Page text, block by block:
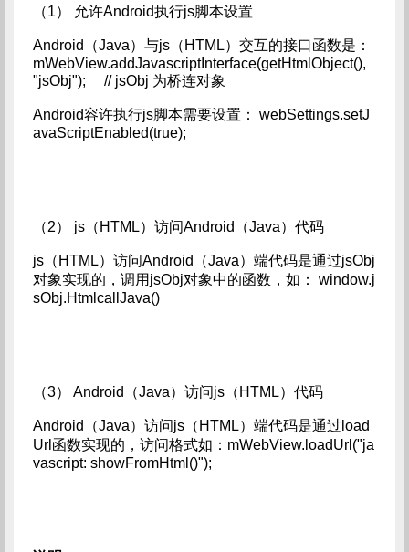
（1） 允许Android执行js脚本设置
Android（Java）与js（HTML）交互的接口函数是：
mWebView.addJavascriptInterface(getHtmlObject(),
"jsObj"); // jsObj 为桥连对象
Android容许执行js脚本需要设置： webSettings.setJ
avaScriptEnabled(true);
（2） js（HTML）访问Android（Java）代码
js（HTML）访问Android（Java）端代码是通过jsObj
对象实现的，调用jsObj对象中的函数，如： window.j
sObj.HtmlcallJava()
（3） Android（Java）访问js（HTML）代码
Android（Java）访问js（HTML）端代码是通过load
Url函数实现的，访问格式如：mWebView.loadUrl("ja
vascript: showFromHtml()");